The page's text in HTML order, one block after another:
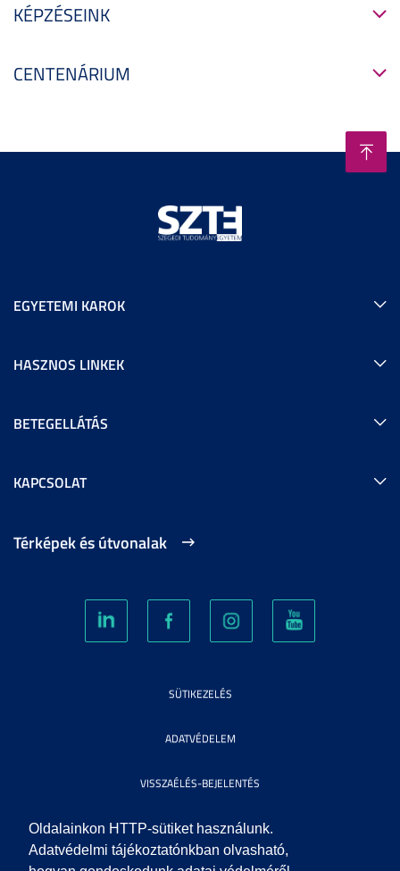
Oldalainkon HTTP-sütiket használunk.
Adatvédelmi tájékoztatónkban olvasható,
KÉPZÉSEINK
CENTENÁRIUM
EGYETEMI KAROK
HASZNOS LINKEK
BETEGELLÁTÁS
KAPCSOLAT
Térképek és útvonalak
SÜTIKEZELÉS
ADATVÉDELEM
VISSZAÉLÉS-BEJELENTÉS
KÖZÉRDEKŰ ADATOK